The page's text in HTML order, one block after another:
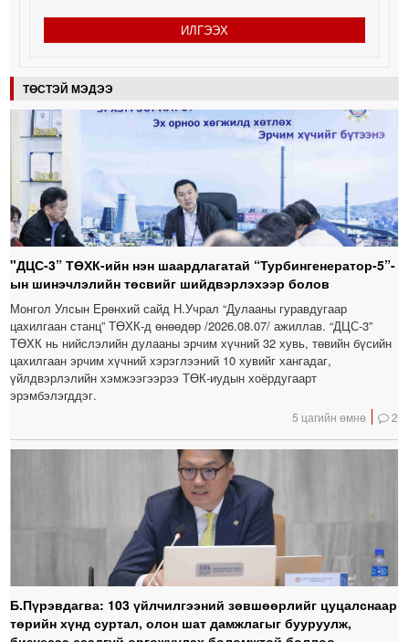
ИЛГЭЭХ
ТӨСТЭЙ МЭДЭЭ
"ДЦС-3” ТӨХК-ийн нэн шаардлагатай “Турбингенератор-5”-
ын шинэчлэлийн төсвийг шийдвэрлэхээр болов
Монгол Улсын Ерөнхий сайд Н.Учрал “Дулааны гуравдугаар
цахилгаан станц” ТӨХК-д өнөөдөр /2026.08.07/ ажиллав. “ДЦС-3”
ТӨХК нь нийслэлийн дулааны эрчим хүчний 32 хувь, төвийн бүсийн
цахилгаан эрчим хүчний хэрэглээний 10 хувийг хангадаг,
үйлдвэрлэлийн хэмжээгээрээ ТӨК-иудын хоёрдугаарт
эрэмбэлэгддэг.
5 цагийн өмнө 2
Б.Пүрэвдагва: 103 үйлчилгээний зөвшөөрлийг цуцалснаар
төрийн хүнд суртал, олон шат дамжлагыг бууруулж,